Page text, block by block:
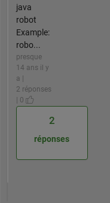
java
robot
Example:
robo...
presque
14 ans il y
a |
2 réponses
| 0
2
réponses